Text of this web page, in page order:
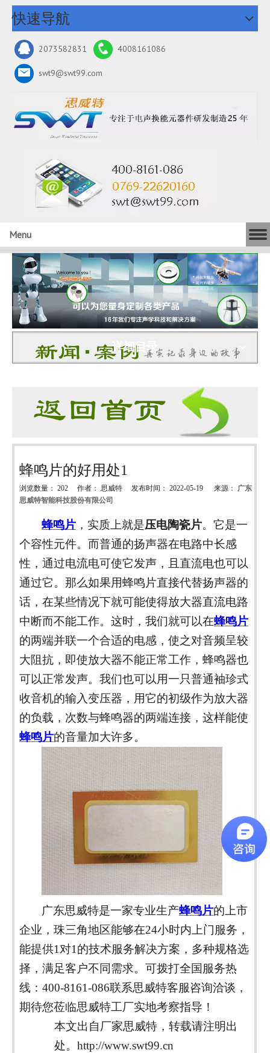
快速导航
2073582831 4008161086
swt9@swt99.com
Menu
详细目录
蜂鸣片的好用处1
浏览数量： 202 作者： 思威特 发布时间： 2022-05-19 来源： 广东
思威特智能科技股份有限公司
蜂鸣片 ，实质上就是压电陶瓷片。它是一
个容性元件。而普通的扬声器在电路中长感
性，通过电流电可使它发声，且直流电也可以
通过它。 那么如果用蜂鸣片直接代替扬声器的
话 ，在某些情况下就可能使得放大器直流电路
中断而不能工作。这时，我们就可以在蜂鸣片
的两端并联一个合适的电感，使之对音频呈较
大阻抗， 即使放大器不能正常工作，蜂鸣器也
可以正常发声。 我们也可以用一只普通袖珍式
收音机的输入变压器，用它的初级作为放大器
的负载，次数与蜂鸣器的两端连接，这样能使
蜂鸣片的音量加大许多。
广东思威特是一家专业生产蜂鸣片的上市
企业，珠三角地区能够在24小时内上门服务，
能提供1 对1 的技术服务解决方案，多种规格选
择，满足客户不同需求。可拨打全国服务热
线： 400-8161-086联系思威特客服咨询洽谈，
期待您莅临思威特工厂实地考察指导！
本文出自厂家思威特，转载请注明出
处。 http://www.swt99.cn